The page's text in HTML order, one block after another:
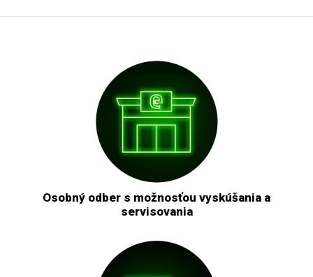
Osobný odber s možnosťou vyskúšania a
servisovania